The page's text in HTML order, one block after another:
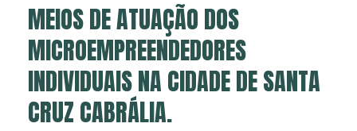
MEIOS DE ATUAÇÃO DOS
MICROEMPREENDEDORES
INDIVIDUAIS NA CIDADE DE SANTA
CRUZ CABRÁLIA.